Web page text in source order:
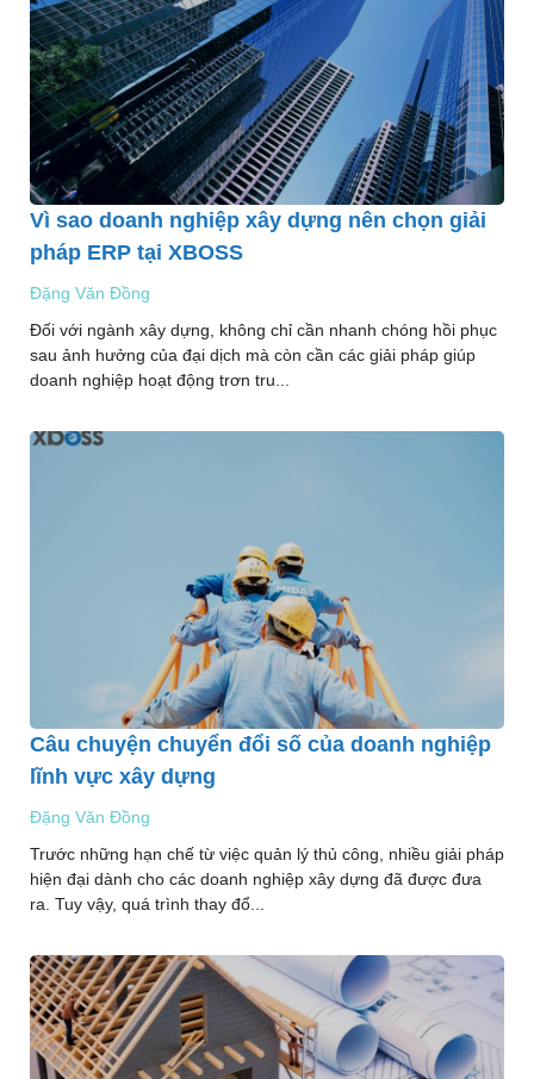
Vì sao doanh nghiệp xây dựng nên chọn giải
pháp ERP tại XBOSS
Đặng Văn Đồng
Đối với ngành xây dựng, không chỉ cần nhanh chóng hồi phục
sau ảnh hưởng của đại dịch mà còn cần các giải pháp giúp
doanh nghiệp hoạt động trơn tru...
Câu chuyện chuyển đổi số của doanh nghiệp
lĩnh vực xây dựng
Đặng Văn Đồng
Trước những hạn chế từ việc quản lý thủ công, nhiều giải pháp
hiện đại dành cho các doanh nghiệp xây dựng đã được đưa
ra. Tuy vậy, quá trình thay đổ...